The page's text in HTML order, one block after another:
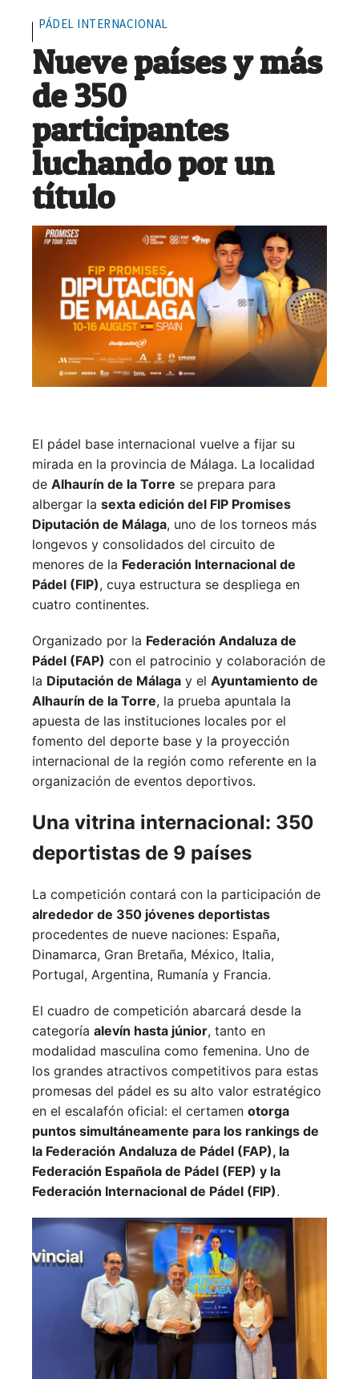
PÁDEL INTERNACIONAL
Nueve países y más
de 350
participantes
luchando por un
título
El pádel base internacional vuelve a fijar su
mirada en la provincia de Málaga. La localidad
de Alhaurín de la Torre se prepara para
albergar la sexta edición del FIP Promises
Diputación de Málaga, uno de los torneos más
longevos y consolidados del circuito de
menores de la Federación Internacional de
Pádel (FIP), cuya estructura se despliega en
cuatro continentes.
Organizado por la Federación Andaluza de
Pádel (FAP) con el patrocinio y colaboración de
la Diputación de Málaga y el Ayuntamiento de
Alhaurín de la Torre, la prueba apuntala la
apuesta de las instituciones locales por el
fomento del deporte base y la proyección
internacional de la región como referente en la
organización de eventos deportivos.
Una vitrina internacional: 350
deportistas de 9 países
La competición contará con la participación de
alrededor de 350 jóvenes deportistas
procedentes de nueve naciones: España,
Dinamarca, Gran Bretaña, México, Italia,
Portugal, Argentina, Rumanía y Francia.
El cuadro de competición abarcará desde la
categoría alevín hasta júnior, tanto en
modalidad masculina como femenina. Uno de
los grandes atractivos competitivos para estas
promesas del pádel es su alto valor estratégico
en el escalafón oficial: el certamen otorga
puntos simultáneamente para los rankings de
la Federación Andaluza de Pádel (FAP), la
Federación Española de Pádel (FEP) y la
Federación Internacional de Pádel (FIP).